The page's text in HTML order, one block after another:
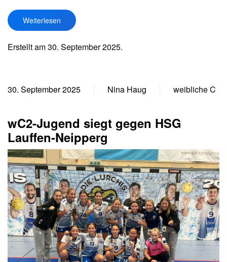
Weiterlesen
Erstellt am30. September 2025.
30. September 2025 Nina Haug weibliche C
wC2-Jugend siegt gegen HSG
Lauffen-Neipperg